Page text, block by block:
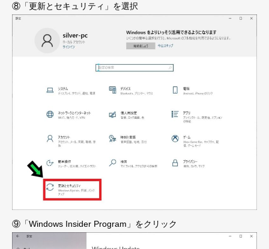
⑧「更新とセキュリティ」を選択
⑨「Windows Insider Program」をクリック